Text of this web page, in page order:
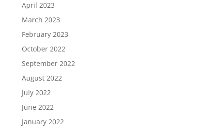
April 2023
March 2023
February 2023
October 2022
September 2022
August 2022
July 2022
June 2022
January 2022